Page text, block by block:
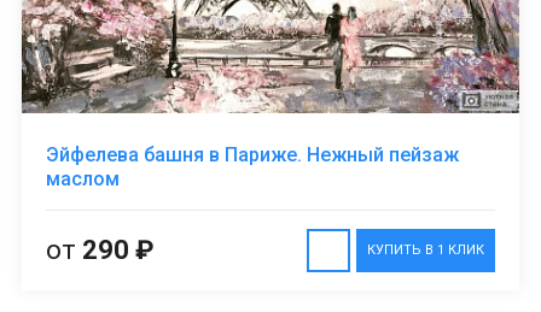
Эйфелева башня в Париже. Нежный пейзаж
маслом
КУПИТЬ В 1 КЛИК
от 290 ₽